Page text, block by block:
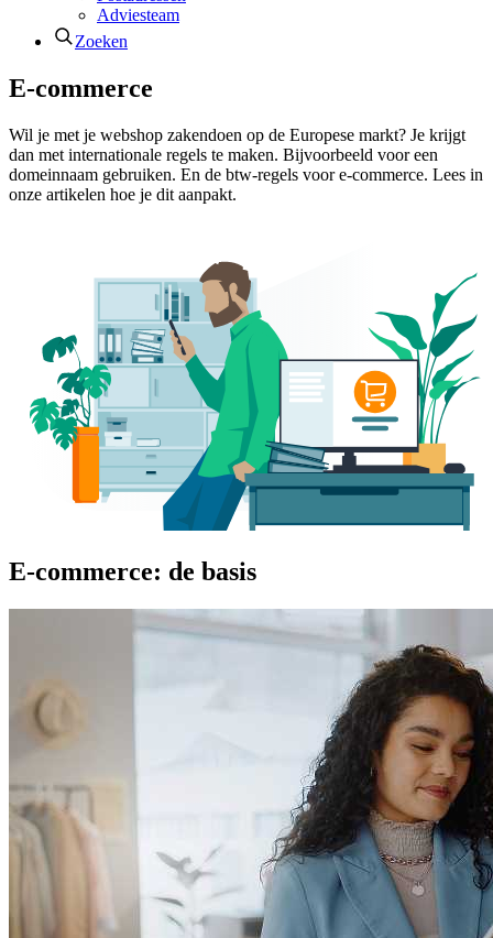
Adviesteam
Zoeken
E-commerce
Wil je met je webshop zakendoen op de Europese markt? Je krijgt
dan met internationale regels te maken. Bijvoorbeeld voor een
domeinnaam gebruiken. En de btw-regels voor e-commerce. Lees in
onze artikelen hoe je dit aanpakt.
E-commerce: de basis